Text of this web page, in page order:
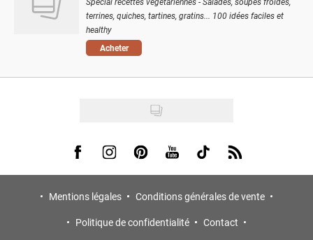
terrines, quiches, tartines, gratins... 100 idées faciles et
healthy
Acheter
Visit us on Facebook
Visit us on Instagram
Visit us on Pinterest
Visit us on Youtube
Visit us on Tiktok
Visit us on Rss
Mentions légales
Conditions générales de vente
Politique de confidentialité
Contact